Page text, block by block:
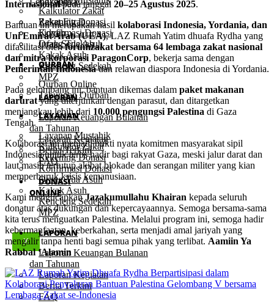
Kalkulator Zakat
Rekening Donasi
Konfirmasi Donasi
Orang Tua Asuh
Kakak Asuh
Kencleng Sedekah
MPZ
LAPORAN
Laporan Keuangan Bulanan
dan Tahunan
Laporan Kegiatan
Berita Terkini
FAQ
DONASI
ONLINE
X
Zakat Fitrah
Fidyah
Infak Sedekah
QURBAN
Qurban Online
Tabungan Qurban
LAYANAN
Layanan Mustahik
Kalkulator Zakat
Rekening Donasi
Konfirmasi Donasi
Orang Tua Asuh
Kakak Asuh
Kencleng Sedekah
MPZ
LAPORAN
Laporan Keuangan Bulanan
dan Tahunan
Laporan Kegiatan
Berita Terkini
FAQ
Internasionalpada tanggal 20–25 Agustus 2025.
Bantuan ini merupakan hasil kolaborasi Indonesia, Yordania, dan
Uni Emirat Arab (UEA), LAZ Rumah Yatim dhuafa Rydha yang
difasilitasi olehforumzakat bersama 64 lembaga zakat nasional
dan mitra korporasi ParagonCorp, bekerja sama dengan
Pemerintah Indonesiadan relawan diaspora Indonesia di Yordania.
Pada gelombang ini, bantuan dikemas dalam paket makanan
daruratyang diterjunkan dengan parasut, dan ditargetkan
menjangkau lebih dari 10.000 pengungsi Palestina di Gaza
Tengah.
Kolaborasi ini menjadi bukti nyata komitmen masyarakat sipil
Indonesia untuk terus hadir bagi rakyat Gaza, meski jalur darat dan
laut masih tertutup akibat blokade dan serangan militer yang kian
memperburuk krisis kemanusiaan.
Kami mengucapkanJazakumullahu Khairan kepada seluruh
donatur atas dukungan dan kepercayaannya. Semoga bersama-sama
kita terus menguatkan Palestina. Melalui program ini, semoga hadir
kebermanfaatan, keberkahan, serta menjadi amal jariyah yang
mengalir tanpa henti bagi semua pihak yang terlibat. Aamiin Ya
Rabbal ‘Alamin